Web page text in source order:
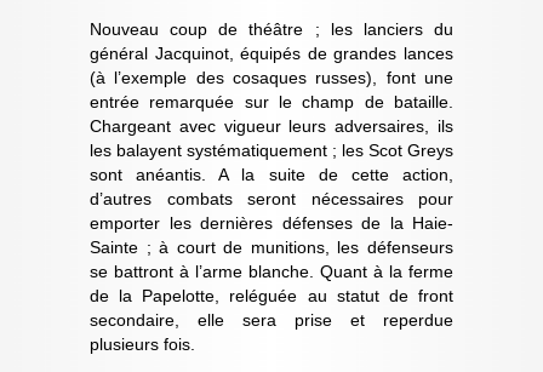
Nouveau coup de théâtre ; les lanciers du
général Jacquinot, équipés de grandes lances
(à l’exemple des cosaques russes), font une
entrée remarquée sur le champ de bataille.
Chargeant avec vigueur leurs adversaires, ils
les balayent systématiquement ; les Scot Greys
sont anéantis. A la suite de cette action,
d’autres combats seront nécessaires pour
emporter les dernières défenses de la Haie-
Sainte ; à court de munitions, les défenseurs
se battront à l’arme blanche. Quant à la ferme
de la Papelotte, reléguée au statut de front
secondaire, elle sera prise et reperdue
plusieurs fois.